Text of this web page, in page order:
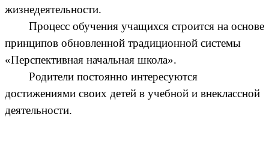
жизнедеятельности.
Процесс обучения учащихся строится на основе
принципов обновленной традиционной системы
«Перспективная начальная школа».
Родители постоянно интересуются
достижениями своих детей в учебной и внеклассной
деятельности.